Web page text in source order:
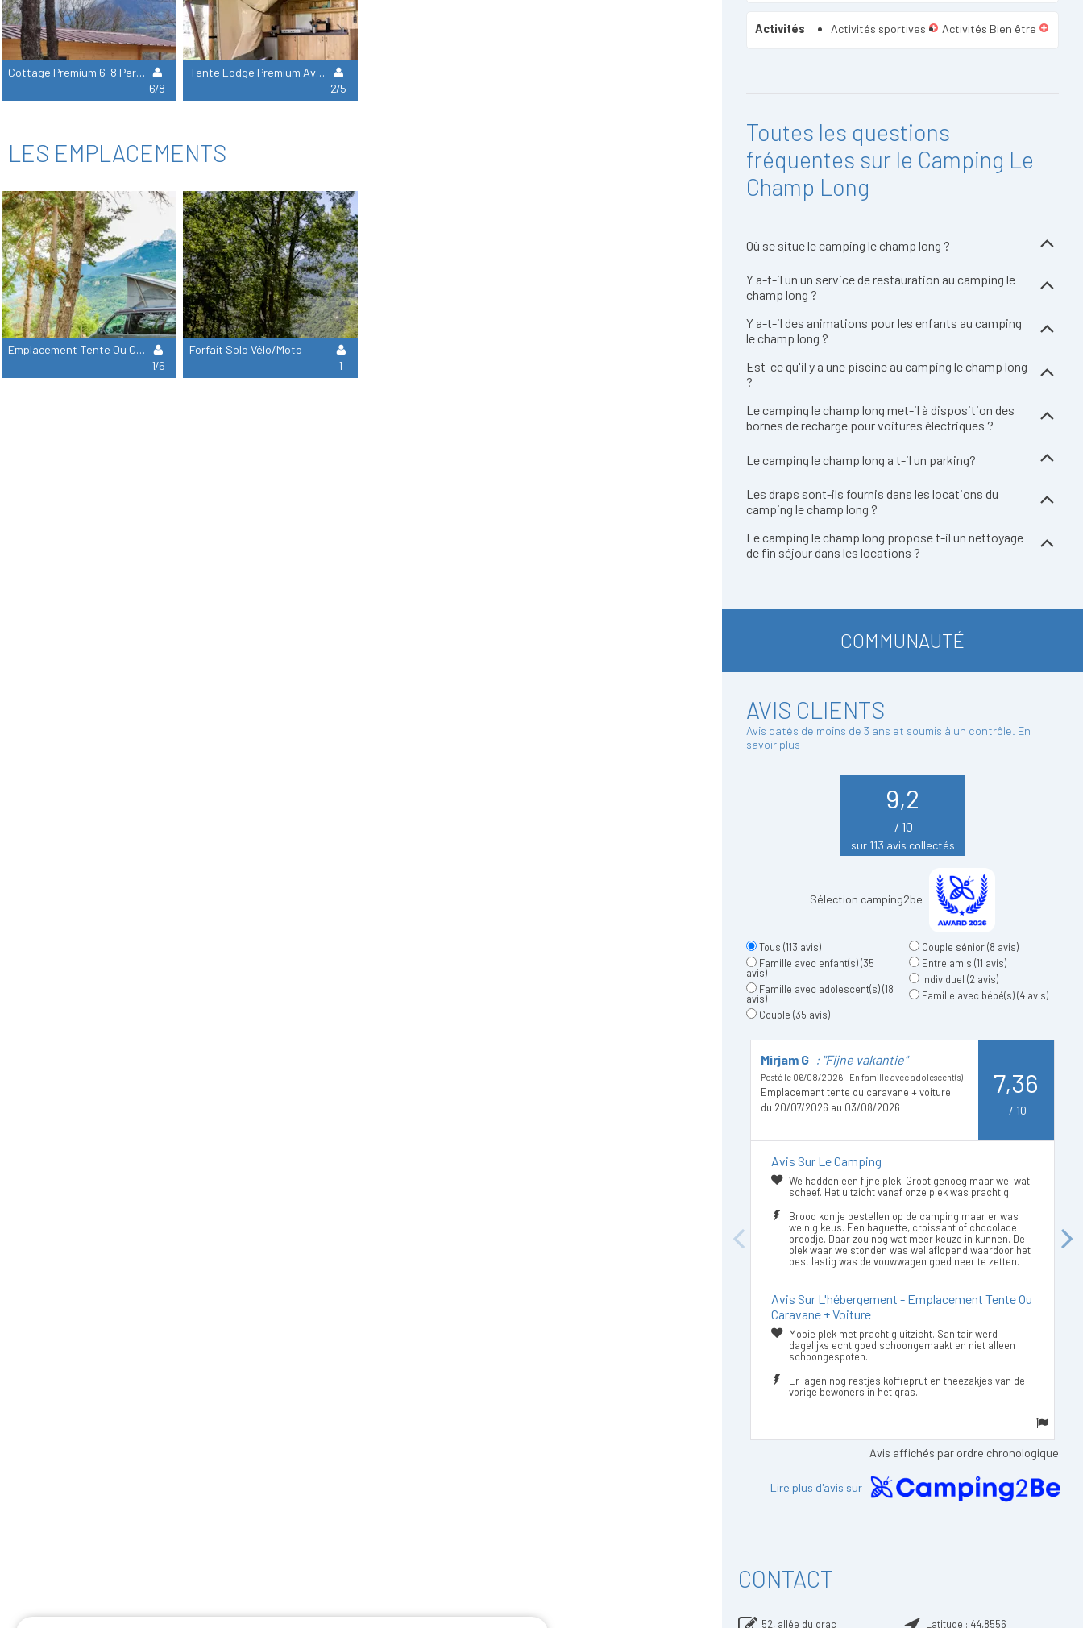
Cottage Premium 6-8 Personnes +Spa
6/8
Tente Lodge Premium Avec Sanitaires 5 Personnes
2/5
LES EMPLACEMENTS
Emplacement Tente Ou Caravane + Voiture
1/6
Forfait Solo Vélo/Moto
1
Activités Activités sportives Activités Bien être
Toutes les questions
fréquentes sur le Camping Le
Champ Long
Où se situe le camping le champ long ?
Y a-t-il un un service de restauration au camping le
champ long ?
Y a-t-il des animations pour les enfants au camping
le champ long ?
Est-ce qu'il y a une piscine au camping le champ long
?
Le camping le champ long met-il à disposition des
bornes de recharge pour voitures électriques ?
Le camping le champ long a t-il un parking?
Les draps sont-ils fournis dans les locations du
camping le champ long ?
Le camping le champ long propose t-il un nettoyage
de fin séjour dans les locations ?
COMMUNAUTÉ
AVIS CLIENTS
Avis datés de moins de 3 ans et soumis à un contrôle. En
savoir plus
9,2
/ 10
sur 113 avis collectés
Sélection camping2be
Tous (113 avis)
Famille avec enfant(s)(35
avis)
Famille avec adolescent(s)(18
avis)
Couple (35 avis)
Couple sénior(8 avis)
Entre amis (11 avis)
Individuel (2 avis)
Famille avec bébé(s)(4 avis)
Previous
Mirjam G : "Fijne vakantie"
Posté le 06/08/2026 - En famille avec adolescent(s)
Emplacement tente ou caravane + voiture
du 20/07/2026 au 03/08/2026
7,36
/ 10
Avis Sur Le Camping
We hadden een fijne plek. Groot genoeg maar wel wat
scheef. Het uitzicht vanaf onze plek was prachtig.
Brood kon je bestellen op de camping maar er was
weinig keus. Een baguette, croissant of chocolade
broodje. Daar zou nog wat meer keuze in kunnen. De
plek waar we stonden was wel aflopend waardoor het
best lastig was de vouwwagen goed neer te zetten.
Avis Sur L'hébergement - Emplacement Tente Ou
Caravane + Voiture
Mooie plek met prachtig uitzicht. Sanitair werd
dagelijks echt goed schoongemaakt en niet alleen
schoongespoten.
Er lagen nog restjes koffieprut en theezakjes van de
vorige bewoners in het gras.
Next
Avis affichés par ordre chronologique
Lire plus d'avis sur
CONTACT
52, allée du drac Latitude : 44,8556